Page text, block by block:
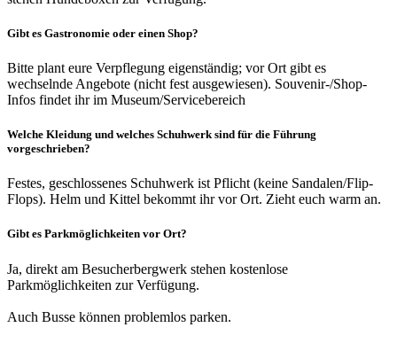
Gibt es Gastronomie oder einen Shop?
Bitte plant eure Verpflegung eigenständig; vor Ort gibt es
wechselnde Angebote (nicht fest ausgewiesen). Souvenir-/Shop-
Infos findet ihr im Museum/Servicebereich
Welche Kleidung und welches Schuhwerk sind für die Führung
vorgeschrieben?
Festes, geschlossenes Schuhwerk ist Pflicht (keine Sandalen/Flip-
Flops). Helm und Kittel bekommt ihr vor Ort. Zieht euch warm an.
Gibt es Parkmöglichkeiten vor Ort?
Ja, direkt am Besucherbergwerk stehen kostenlose
Parkmöglichkeiten zur Verfügung.
Auch Busse können problemlos parken.